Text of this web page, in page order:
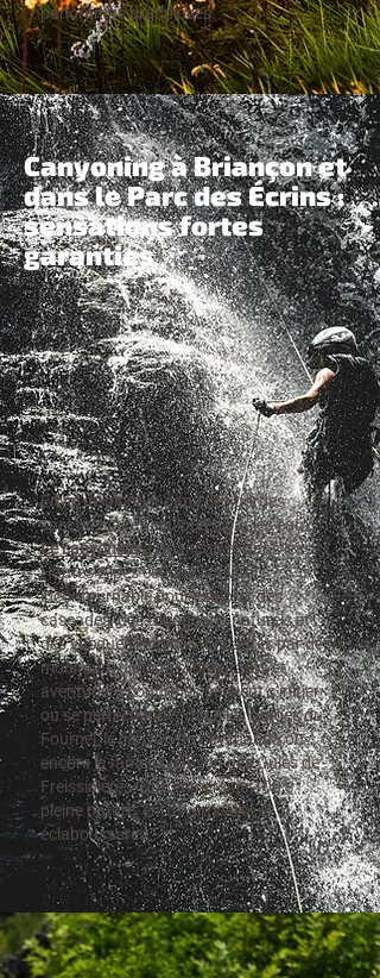
panoramas grandioses.
Canyoning à Briançon et
dans le Parc des Écrins :
sensations fortes
garanties
Envie de plonger dans des gorges
spectaculaires sculptées par les eaux ?
Le canyoningà Briançon et dans les
Hautes-Alpes est une activité
incontournable pour explorer des
cascades, des toboggans naturels et
des vasques limpides. Encadrés par des
moniteurs diplômés, débutants et
aventuriers confirmés peuvent s’initier
ou se perfectionner dans les gorges du
Fournel, le canyon de L’eychauda ou
encore le fameux canyon des Oules de
Freissinières. Une immersion 100%
pleine nature, entre verticalité et
éclaboussures.